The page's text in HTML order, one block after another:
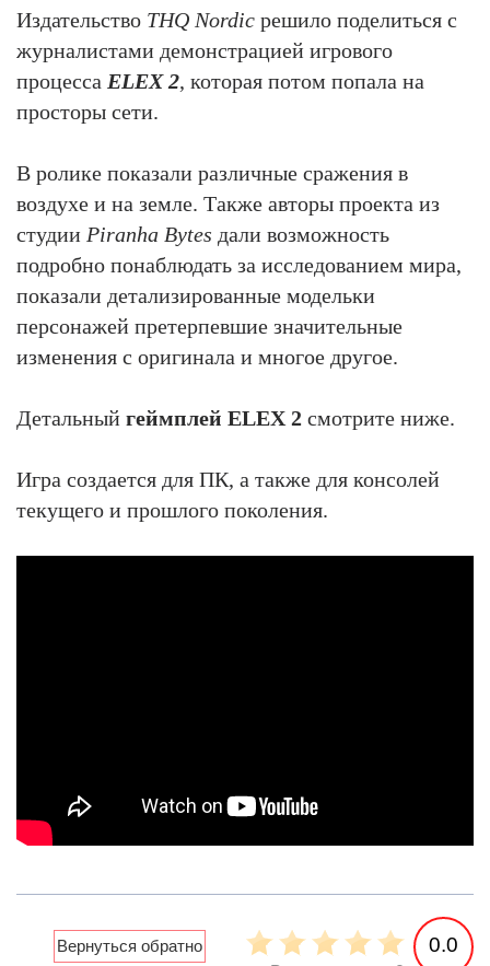
Издательство THQ Nordic решило поделиться с
журналистами демонстрацией игрового
процесса ELEX 2, которая потом попала на
просторы сети.
В ролике показали различные сражения в
воздухе и на земле. Также авторы проекта из
студии Piranha Bytes дали возможность
подробно понаблюдать за исследованием мира,
показали детализированные модельки
персонажей претерпевшие значительные
изменения с оригинала и многое другое.
Детальный геймплей ELEX 2 смотрите ниже.
Игра создается для ПК, а также для консолей
текущего и прошлого поколения.
0.0